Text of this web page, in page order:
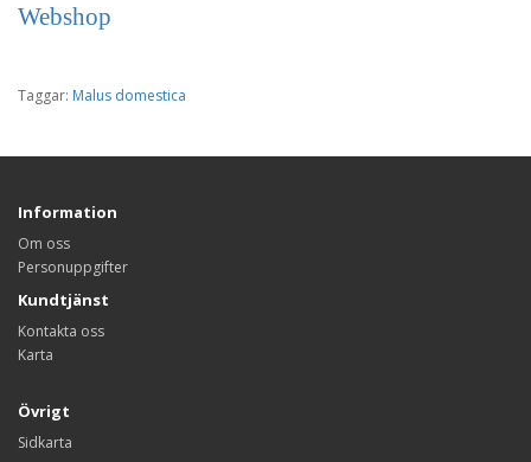
Webshop
Taggar: Malus domestica
Information
Om oss
Personuppgifter
Kundtjänst
Kontakta oss
Karta
Övrigt
Sidkarta